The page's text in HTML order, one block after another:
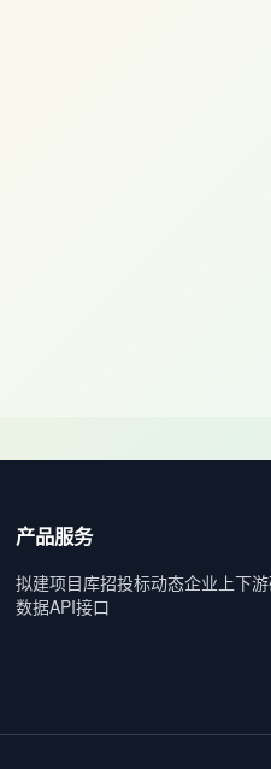
产品服务
拟建项目库招投标动态企业上下游
数据API接口